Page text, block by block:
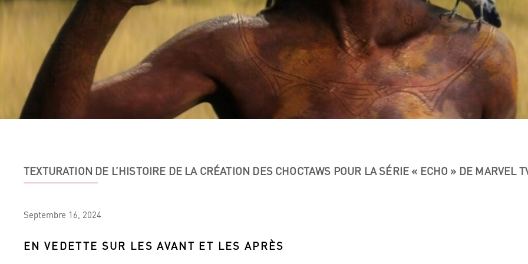
TEXTURATION DE L’HISTOIRE DE LA CRÉATION DES CHOCTAWS POUR LA SÉRIE « ECHO » DE MARVEL
Septembre 16, 2024
EN VEDETTE SUR LES AVANT ET LES APRÈS